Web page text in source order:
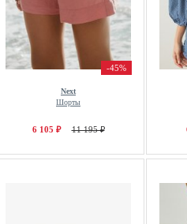
-45%
Next
Шорты
6 105 ₽ 11 195 ₽